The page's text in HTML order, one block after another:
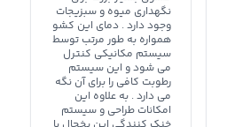
نگهداری میوه و سبزیجات
وجود دارد . دمای این کشو
همواره به طور مرتب توسط
سیستم مکانیکی کنترل
می شود و این سیستم
رطوبت کافی را برای آن نگه
می دارد . به علاوه این
امکانات طراحی و سیستم